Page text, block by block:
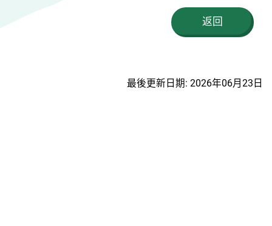
返回
最後更新日期: 2026年06月23日